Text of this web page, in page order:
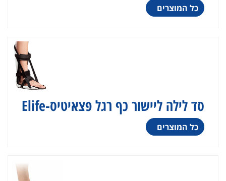
כל המוצרים
סד לילה ליישור כף רגל פצאיטיס-Elife
כל המוצרים